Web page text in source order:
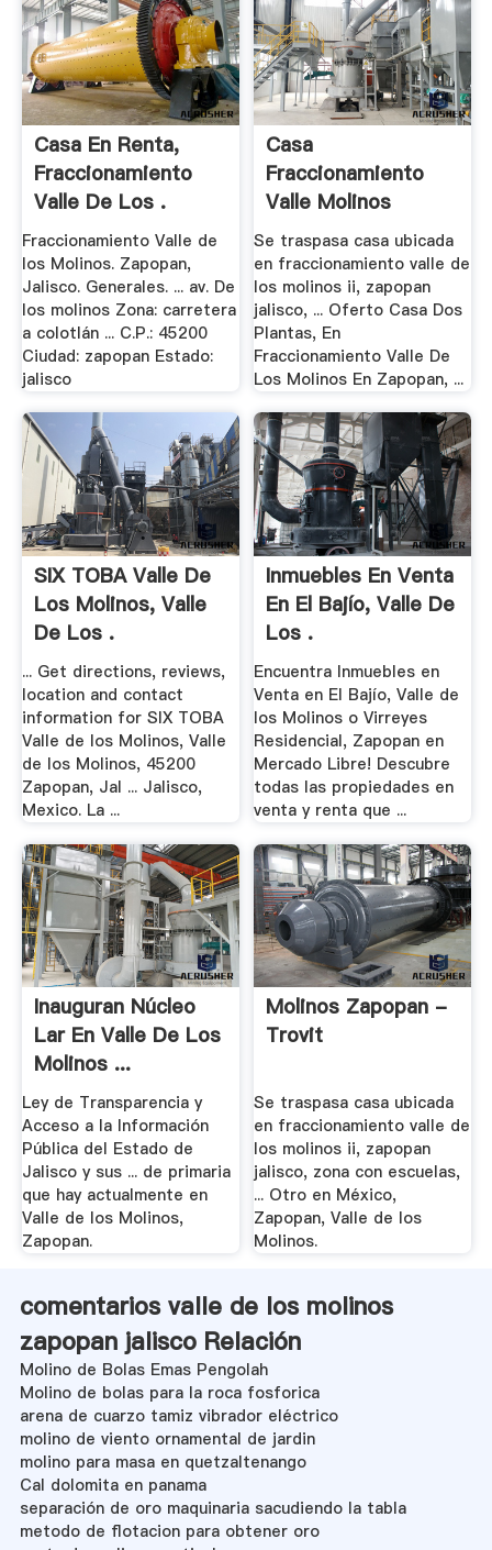
Casa En Renta,
Fraccionamiento
Valle De Los .
Fraccionamiento Valle de
los Molinos. Zapopan,
Jalisco. Generales. ... av. De
los molinos Zona: carretera
a colotlán ... C.P.: 45200
Ciudad: zapopan Estado:
jalisco
Casa
Fraccionamiento
Valle Molinos
Zapopan - Trovit
Se traspasa casa ubicada
en fraccionamiento valle de
los molinos ii, zapopan
jalisco, ... Oferto Casa Dos
Plantas, En
Fraccionamiento Valle De
Los Molinos En Zapopan, ...
SIX TOBA Valle De
Los Molinos, Valle
De Los .
... Get directions, reviews,
location and contact
information for SIX TOBA
Valle de los Molinos, Valle
de los Molinos, 45200
Zapopan, Jal ... Jalisco,
Mexico. La ...
Inmuebles En Venta
En El Bajío, Valle De
Los .
Encuentra Inmuebles en
Venta en El Bajío, Valle de
los Molinos o Virreyes
Residencial, Zapopan en
Mercado Libre! Descubre
todas las propiedades en
venta y renta que ...
Inauguran Núcleo
Lar En Valle De Los
Molinos ...
Ley de Transparencia y
Acceso a la Información
Pública del Estado de
Jalisco y sus ... de primaria
que hay actualmente en
Valle de los Molinos,
Zapopan.
Molinos Zapopan -
Trovit
Se traspasa casa ubicada
en fraccionamiento valle de
los molinos ii, zapopan
jalisco, zona con escuelas,
... Otro en México,
Zapopan, Valle de los
Molinos.
comentarios valle de los molinos
zapopan jalisco Relación
Molino de Bolas Emas Pengolah
Molino de bolas para la roca fosforica
arena de cuarzo tamiz vibrador eléctrico
molino de viento ornamental de jardin
molino para masa en quetzaltenango
Cal dolomita en panama
separación de oro maquinaria sacudiendo la tabla
metodo de flotacion para obtener oro